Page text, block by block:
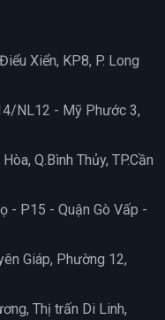
Xiển, KP8, P. Long
NL12 - Mỹ Phước 3,
Q.Bình Thủy, TP.Cần
- P15 - Quận Gò Vấp -
Giáp, Phường 12,
Thị trấn Di Linh,